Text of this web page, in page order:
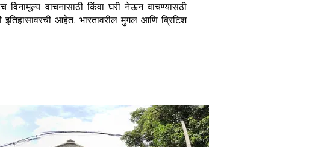
वाचनासाठी किंवा घरी नेऊन वाचण्यासठी
आहेत. भारतावरील मुगल आणि ब्रिटिश